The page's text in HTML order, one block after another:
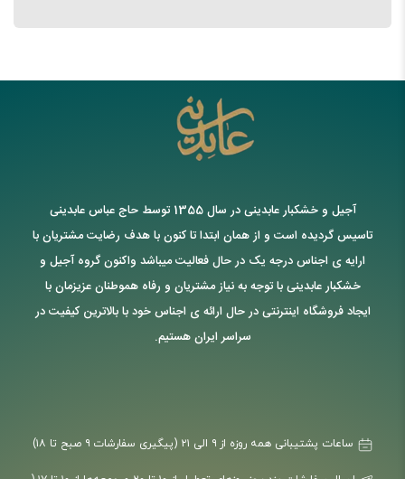
آجیل و خشکبار عابدینی در سال 1355 توسط حاج عباس عابدینی
تاسیس گردیده است و از همان ابتدا تا کنون با هدف رضایت مشتریان با
ارایه ی اجناس درجه یک در حال فعالیت میباشد واکنون گروه آجیل و
خشکبار عابدینی با توجه به نیاز مشتریان و رفاه هموطنان عزیزمان با
ایجاد فروشگاه اینترنتی در حال ارائه ی اجناس خود با بالاترین کیفیت در
سراسر ایران هستیم.